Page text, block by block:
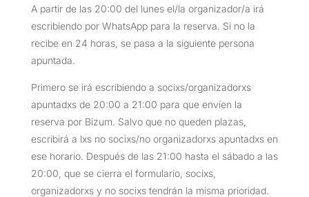
A partir de las 20:00 del lunes el/la organizador/a irá
escribiendo por WhatsApp para la reserva. Si no la
recibe en 24 horas, se pasa a la siguiente persona
apuntada.
Primero se irá escribiendo a socixs/organizadorxs
apuntadxs de 20:00 a 21:00 para que envíen la
reserva por Bizum. Salvo que no queden plazas,
escribirá a lxs no socixs/no organizadorxs apuntadxs en
ese horario. Después de las 21:00 hasta el sábado a las
20:00, que se cierra el formulario, socixs,
organizadorxs y no socixs tendrán la misma prioridad.